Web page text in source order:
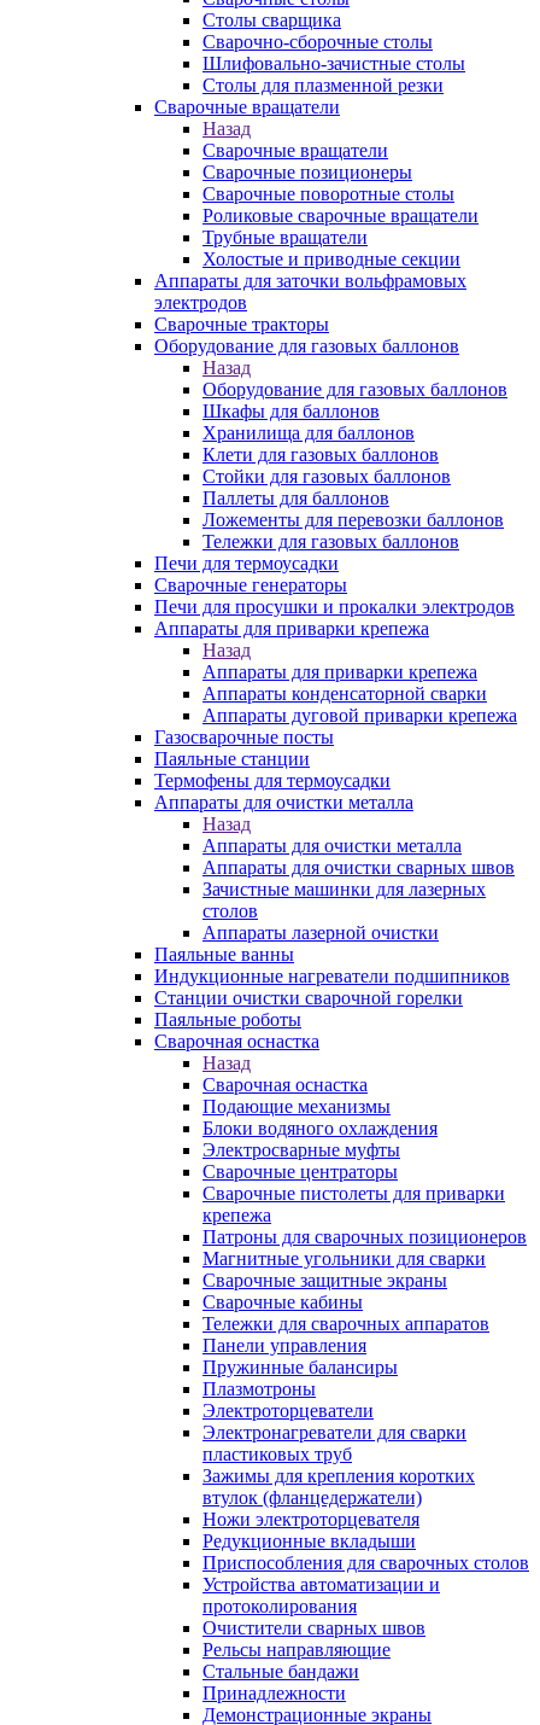
Столы сварщика
Сварочно-сборочные столы
Шлифовально-зачистные столы
Столы для плазменной резки
Сварочные вращатели
Назад
Сварочные вращатели
Сварочные позиционеры
Сварочные поворотные столы
Роликовые сварочные вращатели
Трубные вращатели
Холостые и приводные секции
Аппараты для заточки вольфрамовых
электродов
Сварочные тракторы
Оборудование для газовых баллонов
Назад
Оборудование для газовых баллонов
Шкафы для баллонов
Хранилища для баллонов
Клети для газовых баллонов
Стойки для газовых баллонов
Паллеты для баллонов
Ложементы для перевозки баллонов
Тележки для газовых баллонов
Печи для термоусадки
Сварочные генераторы
Печи для просушки и прокалки электродов
Аппараты для приварки крепежа
Назад
Аппараты для приварки крепежа
Аппараты конденсаторной сварки
Аппараты дуговой приварки крепежа
Газосварочные посты
Паяльные станции
Термофены для термоусадки
Аппараты для очистки металла
Назад
Аппараты для очистки металла
Аппараты для очистки сварных швов
Зачистные машинки для лазерных
столов
Аппараты лазерной очистки
Паяльные ванны
Индукционные нагреватели подшипников
Станции очистки сварочной горелки
Паяльные роботы
Сварочная оснастка
Назад
Сварочная оснастка
Подающие механизмы
Блоки водяного охлаждения
Электросварные муфты
Сварочные центраторы
Сварочные пистолеты для приварки
крепежа
Патроны для сварочных позиционеров
Магнитные угольники для сварки
Сварочные защитные экраны
Сварочные кабины
Тележки для сварочных аппаратов
Панели управления
Пружинные балансиры
Плазмотроны
Электроторцеватели
Электронагреватели для сварки
пластиковых труб
Зажимы для крепления коротких
втулок (фланцедержатели)
Ножи электроторцевателя
Редукционные вкладыши
Приспособления для сварочных столов
Устройства автоматизации и
протоколирования
Очистители сварных швов
Рельсы направляющие
Стальные бандажи
Принадлежности
Демонстрационные экраны